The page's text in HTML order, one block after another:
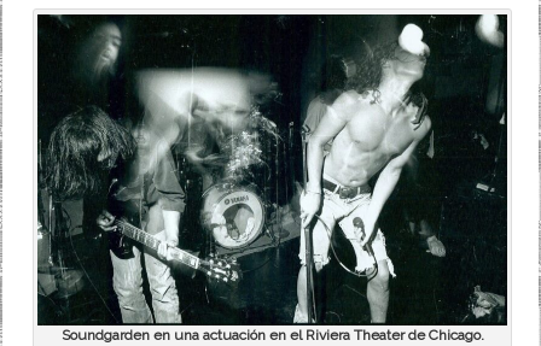
Soundgarden en una actuación en el Riviera Theater de Chicago.